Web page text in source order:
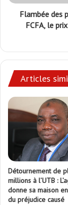
Flambée des
FCFA, le
Articles
Détournement de
millions à l’UTB :
donne sa maison
du préjudice causé